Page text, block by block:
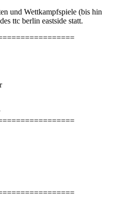
und Wettkampfspiele (bis hin
ttc berlin eastside statt.